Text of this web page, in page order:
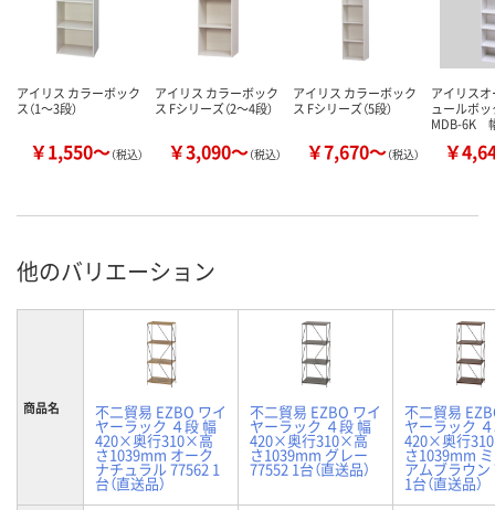
アイリス カラーボック
ス（1～3段）
￥1,550～（税込）
アイリス カラーボック
ス Fシリーズ（2～4段）
￥3,090～（税込）
アイリス カラーボック
ス Fシリーズ（5段）
￥7,670～（税込）
アイリス
ュールボ
MDB-6K
￥
他のバリエーション
商品名 不二貿易 EZBO ワイ
ヤーラック ４段 幅
420×奥行310×高
さ1039mm オーク
ナチュラル 77562 1
台（直送品）
不二貿易 EZBO ワイ
ヤーラック ４段 幅
420×奥行310×高
さ1039mm グレー
77552 1台（直送品）
不二貿易
ヤーラック
420×奥行
さ1039mm
アムブラウン
1台（直送品）